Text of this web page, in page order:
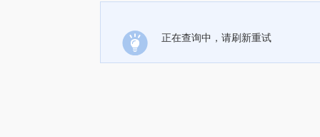
正在查询中，请刷新重试